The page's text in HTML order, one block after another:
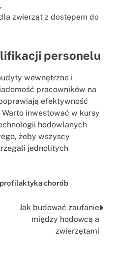
zwierząt z dostępem do
personelu
wewnętrzne i
pracowników na
efektywność
inwestować w kursy
hodowlanych
żeby wszyscy
jednolitych
profilaktyka chorób
Jak budować zaufanie
między hodowcą a
zwierzętami